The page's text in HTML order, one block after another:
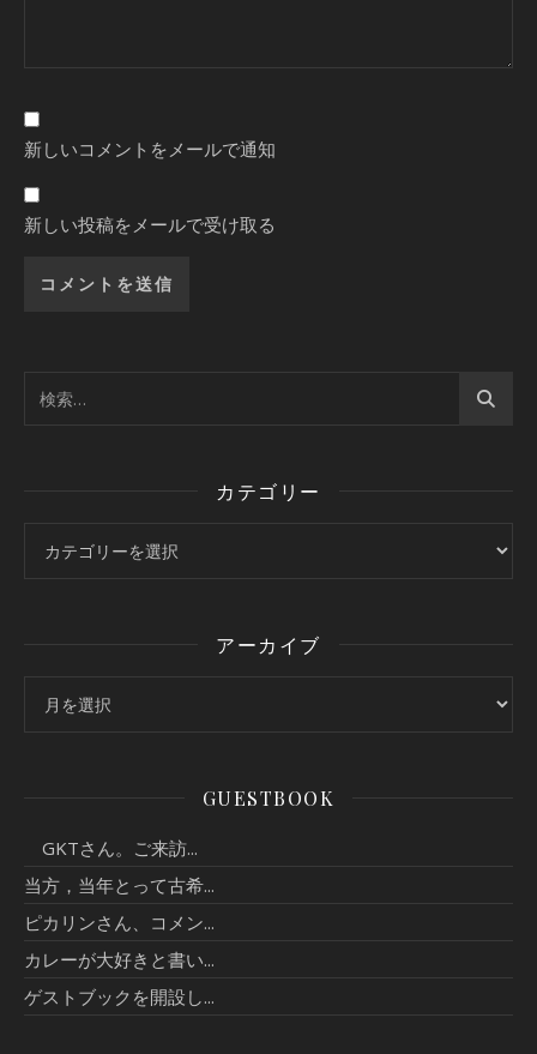
新しいコメントをメールで通知
新しい投稿をメールで受け取る
カテゴリー
アーカイブ
GUESTBOOK
GKTさん。ご来訪...
当方，当年とって古希...
ピカリンさん、コメン...
カレーが大好きと書い...
ゲストブックを開設し...